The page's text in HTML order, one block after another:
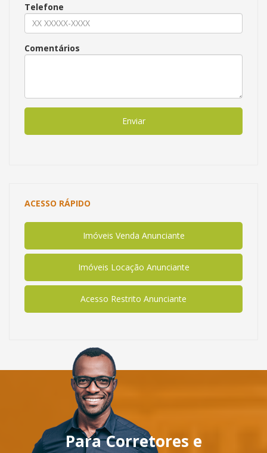
Telefone
Comentários
Enviar
ACESSO RÁPIDO
Imóveis Venda Anunciante
Imóveis Locação Anunciante
Acesso Restrito Anunciante
Para Corretores e